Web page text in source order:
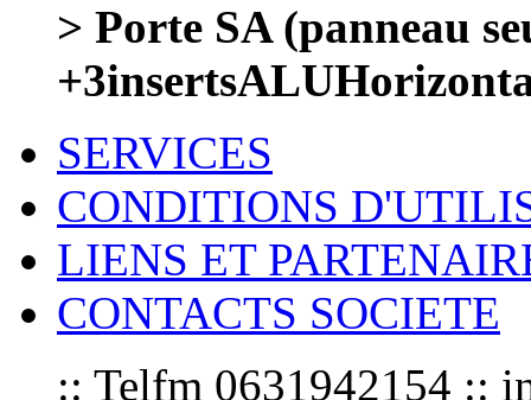
> Porte SA (panneau
SERVICES
CONDITIONS
LIENS ET
CONTACTS SOCIETE
:: Telfm 0631942154 ::